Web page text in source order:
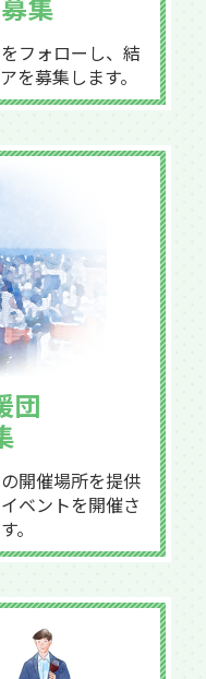
フォローし、結
を募集します。
団
開催場所を提供
ベントを開催さ
。